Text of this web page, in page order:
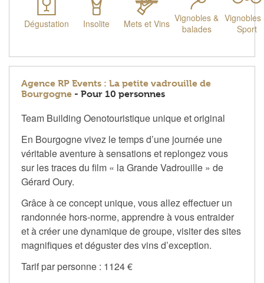
Dégustation Insolite Mets et Vins Vignobles &
balades
Vignobles
Sport
Agence RP Events : La petite vadrouille de
Bourgogne - Pour 10 personnes
Team Building Oenotouristique unique et original
En Bourgogne vivez le temps d’une journée une
véritable aventure à sensations et replongez vous
sur les traces du film « la Grande Vadrouille » de
Gérard Oury.
Grâce à ce concept unique, vous allez effectuer un
randonnée hors-norme, apprendre à vous entraider
et à créer une dynamique de groupe, visiter des sites
magnifiques et déguster des vins d’exception.
Tarif par personne : 1124 €